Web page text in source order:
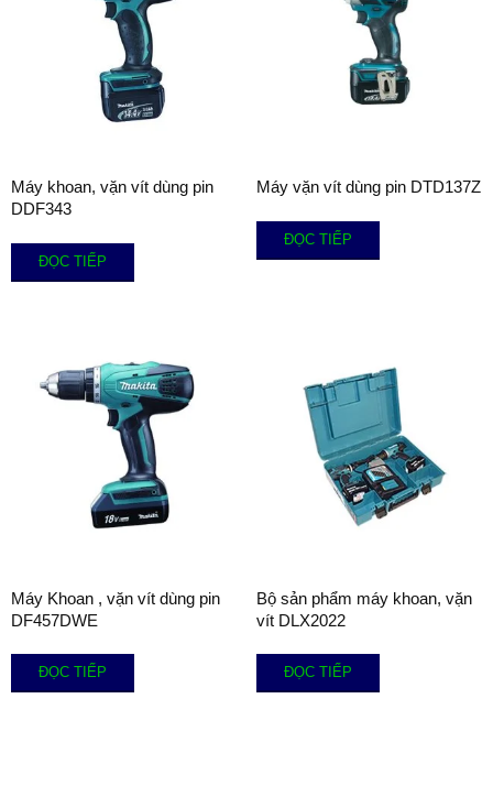
Máy khoan, vặn vít dùng pin
DDF343
ĐỌC TIẾP
Máy vặn vít dùng pin DTD137Z
ĐỌC TIẾP
Máy Khoan , vặn vít dùng pin
DF457DWE
ĐỌC TIẾP
Bộ sản phẩm máy khoan, vặn
vít DLX2022
ĐỌC TIẾP